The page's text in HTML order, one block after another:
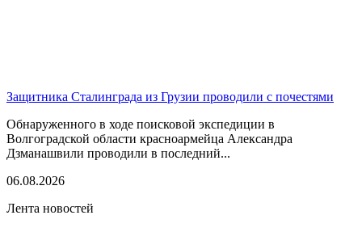
Защитника Сталинграда из Грузии проводили с почестями
Обнаруженного в ходе поисковой экспедиции в
Волгоградской области красноармейца Александра
Дзманашвили проводили в последний...
06.08.2026
Лента новостей